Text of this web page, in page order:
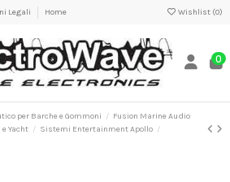
Legali Home Wishlist (0)
0
per Barche e Gommoni
Fusion Marine Audio
Yacht
Sistemi Entertainment Apollo